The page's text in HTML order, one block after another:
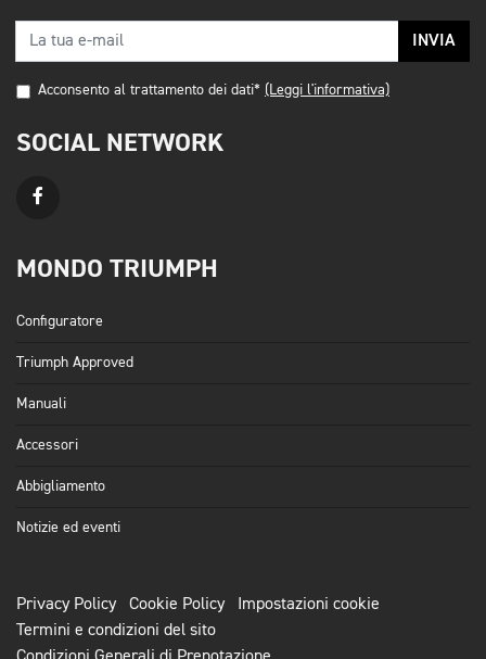
INVIA
Acconsento al trattamento dei dati* (Leggi l'informativa)
SOCIAL NETWORK
MONDO TRIUMPH
Configuratore
Triumph Approved
Manuali
Accessori
Abbigliamento
Notizie ed eventi
Privacy Policy Cookie Policy
Impostazioni cookie
Termini e condizioni del sito